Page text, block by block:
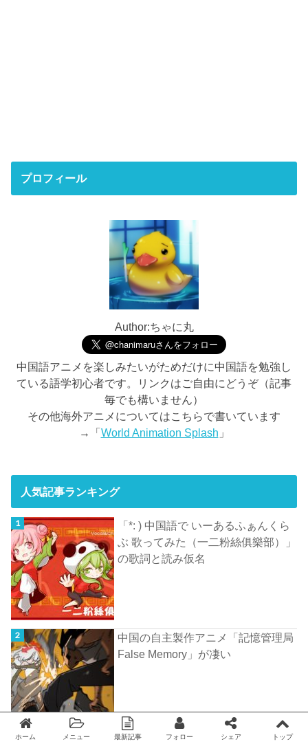
プロフィール
Author:ちゃに丸
中国語アニメを楽しみたいがためだけに中国語を勉強し
ている語学初心者です。リンクはご自由にどうぞ（記事
毎でも構いません）
その他海外アニメについてはこちらで書いています
→「World Animation Splash 」
人気記事ランキング
「*: ) 中国語で いーあるふぁんくら
ぶ 歌ってみた（一二粉絲俱樂部）」
の歌詞と読み仮名
中国の自主製作アニメ「記憶管理局
False Memory」が凄い
ホーム メニュー 最新記事 フォロー シェア トップ
Twitter facebook